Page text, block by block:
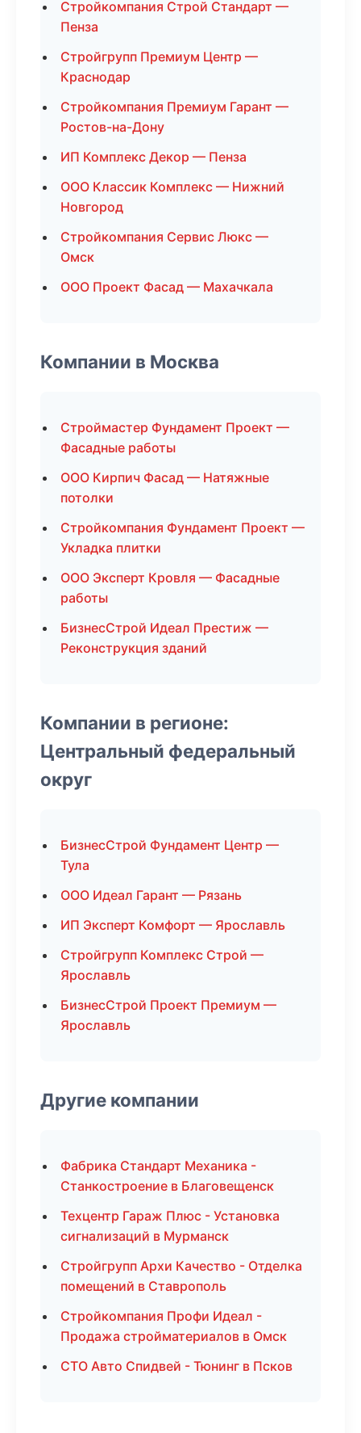
Стройкомпания Строй Стандарт —
Пенза
Стройгрупп Премиум Центр —
Краснодар
Стройкомпания Премиум Гарант —
Ростов-на-Дону
ИП Комплекс Декор — Пенза
ООО Классик Комплекс — Нижний
Новгород
Стройкомпания Сервис Люкс —
Омск
ООО Проект Фасад — Махачкала
Компании в Москва
Строймастер Фундамент Проект —
Фасадные работы
ООО Кирпич Фасад — Натяжные
потолки
Стройкомпания Фундамент Проект —
Укладка плитки
ООО Эксперт Кровля — Фасадные
работы
БизнесСтрой Идеал Престиж —
Реконструкция зданий
Компании в регионе:
Центральный федеральный
округ
БизнесСтрой Фундамент Центр —
Тула
ООО Идеал Гарант — Рязань
ИП Эксперт Комфорт — Ярославль
Стройгрупп Комплекс Строй —
Ярославль
БизнесСтрой Проект Премиум —
Ярославль
Другие компании
Фабрика Стандарт Механика -
Станкостроение в Благовещенск
Техцентр Гараж Плюс - Установка
сигнализаций в Мурманск
Стройгрупп Архи Качество - Отделка
помещений в Ставрополь
Стройкомпания Профи Идеал -
Продажа стройматериалов в Омск
СТО Авто Спидвей - Тюнинг в Псков